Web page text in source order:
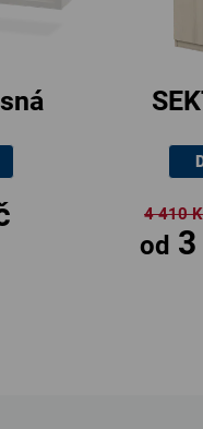
od
4 410